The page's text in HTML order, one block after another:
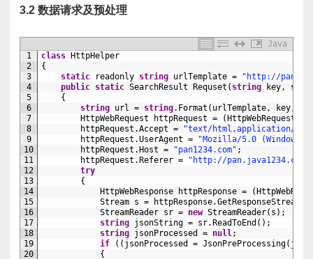
3.2 数据请求及预处理
Java
1
2
3
4
5
6
7
8
9
10
11
12
13
14
15
16
17
18
19
20
class HttpHelper
{
static
readonly string urlTemplate =
"http://
public static SearchResult Requset ( string key ,
{
string url = string. Format ( urlTemplate , key
HttpWebRequest
httpRequest = (HttpWebRequest
httpRequest .Accept =
"text/html,application/
httpRequest .UserAgent =
"Mozilla/5.0 (Windows
httpRequest .Host = "pan1234.com" ;
httpRequest .Referer =
"http://pan.java1234.com/
try
{
HttpWebResponse
httpResponse = (
Stream s = httpResponse.GetResponseStream
StreamReader sr = new StreamReader( s ) ;
string jsonString = sr.ReadToEnd ( ) ;
string jsonProcessed = null ;
if
( ( jsonProcessed = JsonPreProcessing(
{